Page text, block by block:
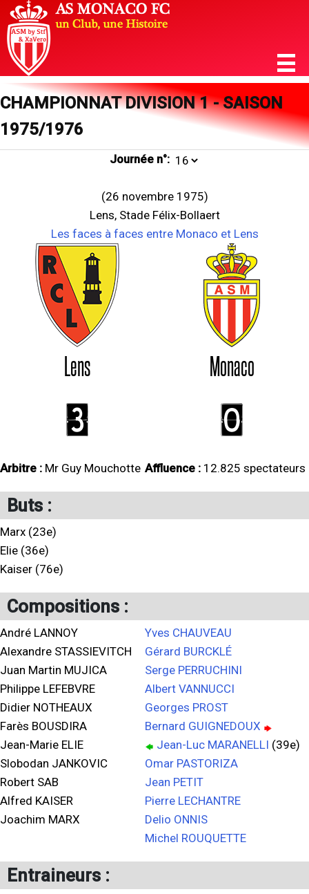
CHAMPIONNAT DIVISION 1 - SAISON
1975/1976
Journée n°:
(26 novembre 1975)
Lens, Stade Félix-Bollaert
Les faces à faces entre Monaco et Lens
Lens Monaco
3 0
Arbitre : Mr Guy Mouchotte Affluence : 12.825 spectateurs
Buts :
Marx (23e)
Elie (36e)
Kaiser (76e)
Compositions :
André LANNOY
Alexandre STASSIEVITCH
Juan Martin MUJICA
Philippe LEFEBVRE
Didier NOTHEAUX
Farès BOUSDIRA
Jean-Marie ELIE
Slobodan JANKOVIC
Robert SAB
Alfred KAISER
Joachim MARX
Yves CHAUVEAU
Gérard BURCKLÉ
Serge PERRUCHINI
Albert VANNUCCI
Georges PROST
Bernard GUIGNEDOUX
Jean-Luc MARANELLI (39e)
Omar PASTORIZA
Jean PETIT
Pierre LECHANTRE
Delio ONNIS
Michel ROUQUETTE
Entraineurs :